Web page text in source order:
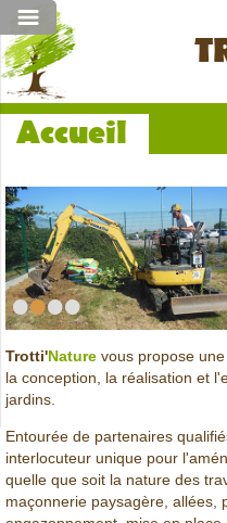
Accueil
••••
Trotti'Naturevous propose une
la conception, la réalisation et
jardins.
Entourée de partenaires
interlocuteur unique pour
quelle que soit la nature des
maçonnerie paysagère, allées,